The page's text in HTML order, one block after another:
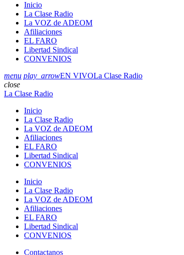
Inicio
La Clase Radio
La VOZ de ADEOM
Afiliaciones
EL FARO
Libertad Sindical
CONVENIOS
menu play_arrowEN VIVOLa Clase Radio
close
La Clase Radio
Inicio
La Clase Radio
La VOZ de ADEOM
Afiliaciones
EL FARO
Libertad Sindical
CONVENIOS
Inicio
La Clase Radio
La VOZ de ADEOM
Afiliaciones
EL FARO
Libertad Sindical
CONVENIOS
Contactanos